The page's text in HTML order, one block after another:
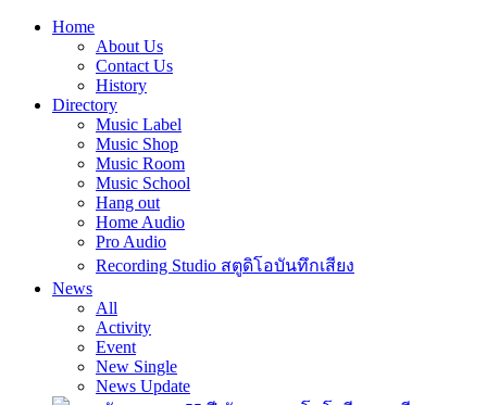
Home
About Us
Contact Us
History
Directory
Music Label
Music Shop
Music Room
Music School
Hang out
Home Audio
Pro Audio
Recording Studio สตูดิโอบันทึกเสียง
News
All
Activity
Event
New Single
News Update